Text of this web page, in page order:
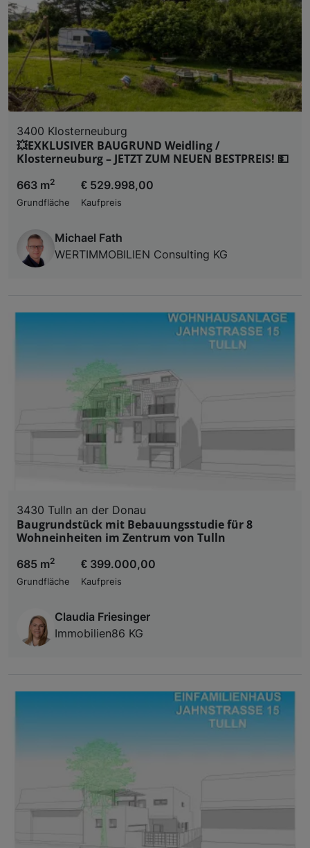
3400 Klosterneuburg
💥EXKLUSIVER BAUGRUND Weidling /
Klosterneuburg – JETZT ZUM NEUEN BESTPREIS! 💵
663 m2
Grundfläche
€ 529.998,00
Kaufpreis
Michael Fath
WERTIMMOBILIEN Consulting KG
3430 Tulln an der Donau
Baugrundstück mit Bebauungsstudie für 8
Wohneinheiten im Zentrum von Tulln
685 m2
Grundfläche
€ 399.000,00
Kaufpreis
Claudia Friesinger
Immobilien86 KG